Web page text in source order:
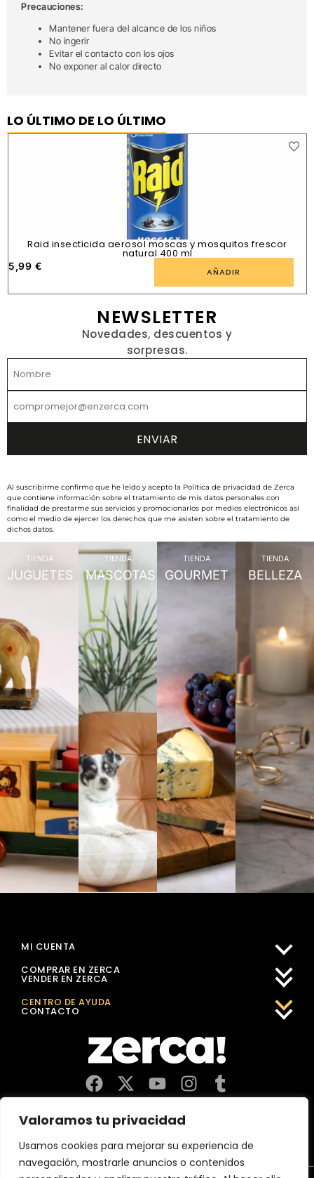
Valoramos tu privacidad
Usamos cookies para mejorar su experiencia de
navegación, mostrarle anuncios o contenidos
Precauciones:
Mantener fuera del alcance de los niños
No ingerir
Evitar el contacto con los ojos
No exponer al calor directo
LO ÚLTIMO DE LO ÚLTIMO
Raid insecticida aerosol moscas y mosquitos frescor
natural 400 ml
5,99 € AÑADIR
NEWSLETTER
Novedades, descuentos y
sorpresas.
Al suscribirme confirmo que he leído y acepto la Política de privacidad de Zerca
que contiene información sobre el tratamiento de mis datos personales con
finalidad de prestarme sus servicios y promocionarlos por medios electrónicos así
como el medio de ejercer los derechos que me asisten sobre el tratamiento de
dichos datos.
TIENDA
JUGUETES
TIENDA
MASCOTAS
TIENDA
GOURMET
TIENDA
BELLEZA
Comercios, productores y distribuidores locales. Pagan
impuestos aquí, y dinamizan economía y empleo en tu
MI CUENTA
COMPRAR EN ZERCA
VENDER EN ZERCA
CENTRO DE AYUDA
CONTACTO